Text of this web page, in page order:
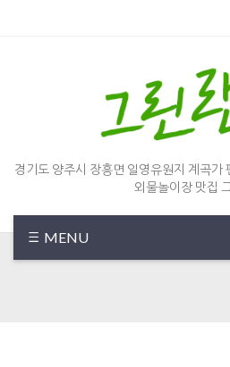
경기도 양주시 장흥면 일영유원지 계곡가
외물놀이장 맛집
MENU